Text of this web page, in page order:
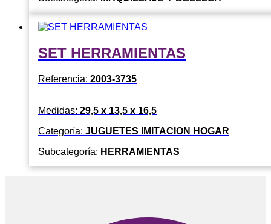
SET HERRAMIENTAS
Referencia: 2003-3735
Medidas: 29,5 x 13,5 x 16,5
Categoría: JUGUETES IMITACION HOGAR
Subcategoría: HERRAMIENTAS